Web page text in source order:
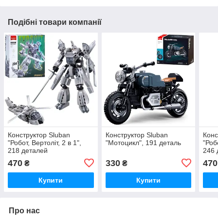
Подібні товари компанії
Конструктор Sluban
"Робот, Вертоліт, 2 в 1",
218 деталей
470 ₴
Купити
Конструктор Sluban
"Мотоцикл", 191 деталь
330₴
Купити
246
470
Про нас